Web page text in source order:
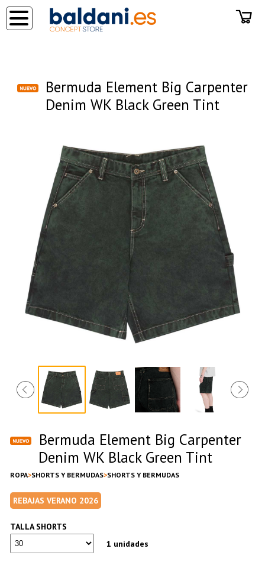
Bermuda Element Big Carpenter
Denim WK Black Green Tint
Bermuda Element Big Carpenter
Denim WK Black Green Tint
ROPA SHORTS Y BERMUDAS SHORTS Y BERMUDAS
REBAJAS VERANO 2026
TALLA SHORTS
1 unidades